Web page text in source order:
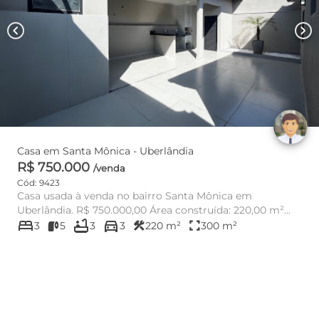
chevron_left chevron_right
Casa em Santa Mônica - Uberlândia
R$ 750.000 /venda
Cód: 9423
Casa usada à venda no bairro Santa Mônica em
Uberlândia. R$ 750.000,00 Área construída: 220,00 m²
Área do t...
bed3 5 bathtub3 directions_car3 construction220 m² fullscreen300 m²